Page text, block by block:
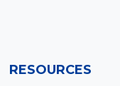
RESOURCES